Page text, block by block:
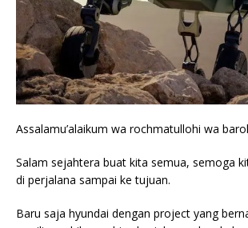
Assalamu’alaikum wa rochmatullohi wa
Salam sejahtera buat kita semua, semoga
di perjalana sampai ke tujuan.
Baru saja hyundai dengan project yang